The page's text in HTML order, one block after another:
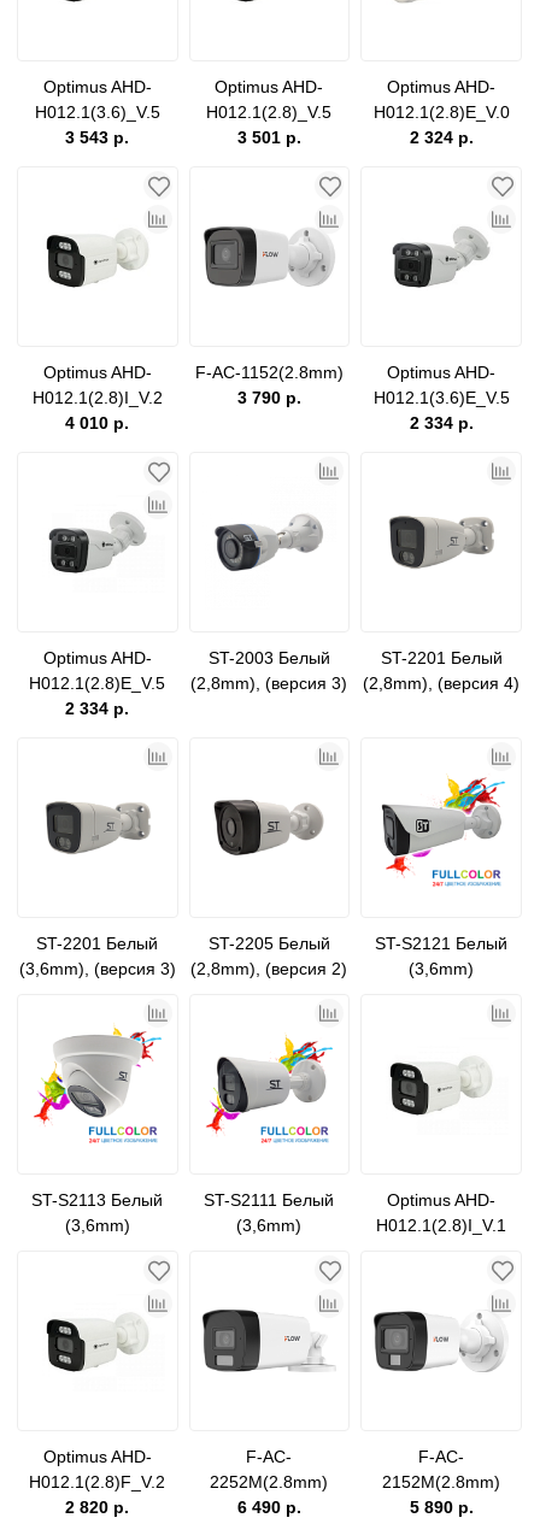
Optimus AHD-
H012.1(3.6)_V.5
3 543 р.
Optimus AHD-
H012.1(2.8)_V.5
3 501 р.
Optimus AHD-
H012.1(2.8)E_V.0
2 324 р.
Optimus AHD-
H012.1(2.8)I_V.2
4 010 р.
F-AC-1152(2.8mm)
3 790 р.
Optimus AHD-
H012.1(3.6)E_V.5
2 334 р.
Optimus AHD-
H012.1(2.8)E_V.5
2 334 р.
ST-2003 Белый
(2,8mm), (версия 3)
ST-2201 Белый
(2,8mm), (версия 4)
ST-2201 Белый
(3,6mm), (версия 3)
ST-2205 Белый
(2,8mm), (версия 2)
ST-S2121 Белый
(3,6mm)
ST-S2113 Белый
(3,6mm)
ST-S2111 Белый
(3,6mm)
Optimus AHD-
H012.1(2.8)I_V.1
Optimus AHD-
H012.1(2.8)F_V.2
2 820 р.
F-AC-
2252M(2.8mm)
6 490 р.
F-AC-
2152M(2.8mm)
5 890 р.